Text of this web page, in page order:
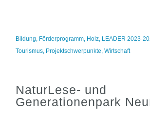
Bildung, Förderprogramm, Holz, LEADER 2023-
Tourismus, Projektschwerpunkte,Wirtschaft
NaturLese- und
Generationenpark